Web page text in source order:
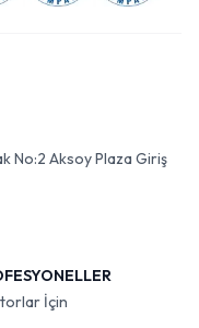
No:2 Aksoy Plaza Giriş
İçin